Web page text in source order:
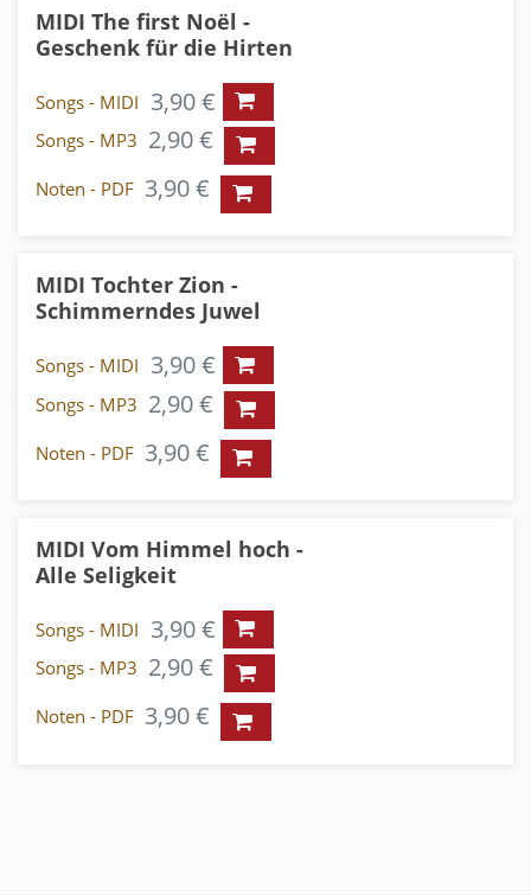
MIDI The first Noël -
Geschenk für die Hirten
Songs - MIDI 3,90 €
Songs - MP3 2,90 €
Noten - PDF 3,90 €
MIDI Tochter Zion -
Schimmerndes Juwel
Songs - MIDI 3,90 €
Songs - MP3 2,90 €
Noten - PDF 3,90 €
MIDI Vom Himmel hoch -
Alle Seligkeit
Songs - MIDI 3,90 €
Songs - MP3 2,90 €
Noten - PDF 3,90 €